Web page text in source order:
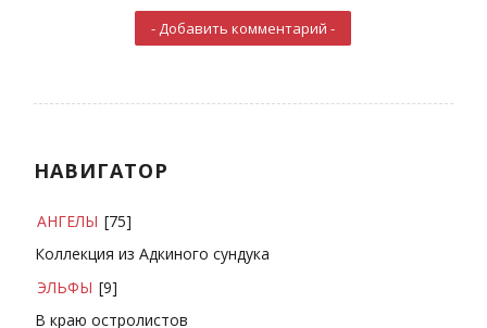
НАВИГАТОР
АНГЕЛЫ [75]
Коллекция из Адкиного сундука
ЭЛЬФЫ [9]
В краю остролистов